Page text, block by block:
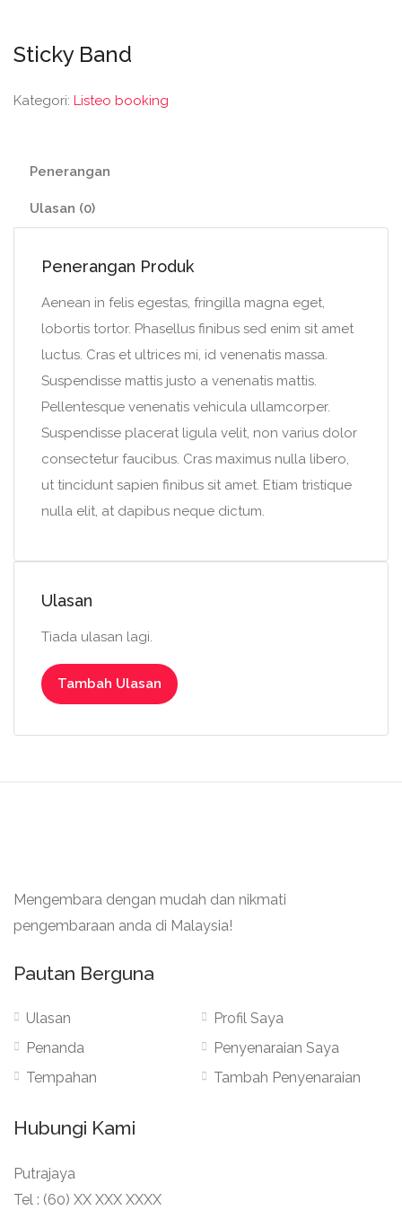
Sticky Band
Kategori: Listeo booking
Penerangan
Ulasan (0)
Penerangan Produk
Aenean in felis egestas, fringilla magna eget,
lobortis tortor. Phasellus finibus sed enim sit amet
luctus. Cras et ultrices mi, id venenatis massa.
Suspendisse mattis justo a venenatis mattis.
Pellentesque venenatis vehicula ullamcorper.
Suspendisse placerat ligula velit, non varius dolor
consectetur faucibus. Cras maximus nulla libero,
ut tincidunt sapien finibus sit amet. Etiam tristique
nulla elit, at dapibus neque dictum.
Ulasan
Tiada ulasan lagi.
Tambah Ulasan
Mengembara dengan mudah dan nikmati
pengembaraan anda di Malaysia!
Pautan Berguna
Ulasan
Penanda
Tempahan
Profil Saya
Penyenaraian Saya
Tambah Penyenaraian
Hubungi Kami
Putrajaya
Tel : (60) XX XXX XXXX